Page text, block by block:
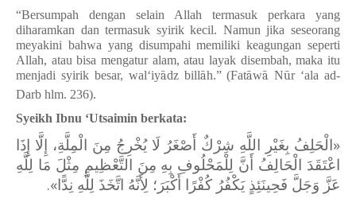
“Bersumpah dengan selain Allah termasuk perkara yang
diharamkan dan termasuk syirik kecil. Namun jika seseorang
meyakini bahwa yang disumpahi memiliki keagungan seperti
Allah, atau bisa mengatur alam, atau layak disembah, maka itu
menjadi syirik besar, wal‘iyādz billāh.”(Fatāwā Nūr ‘ala ad-
Darb hlm. 236).
Syeikh Ibnu ‘Utsaimin berkata:
«الْحَلِفُ بِغَيْرِ اللَّهِ شِرْكٌ أَصْغَرُ لَا يُخْرِجُ مِنَ الْمِلَّةِ، إِلَّا إِذَا
اعْتَقَدَ الْحَالِفُ أَنَّ لِلْمَحْلُوفِ بِهِ مِنَ التَّعْظِيمِ مِثْلَ مَا لِلَّهِ
عَزَّ وَجَلَّ فَحِينَئِذٍ يَكْفُرُ كُفْرًا أَكْبَرَ؛ لِأَنَّهُ اتَّخَذَ لِلَّهِ نِدًّا».